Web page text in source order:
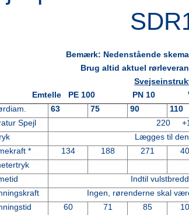
Bemærk: Nedenstående
Brug altid aktuel
Emtelle PE 100 PN 10
63 75 90 110
Spejl
220
Lægges til
*
134 188 271
Indtil
Ingen, rørenderne skal
60 71 85